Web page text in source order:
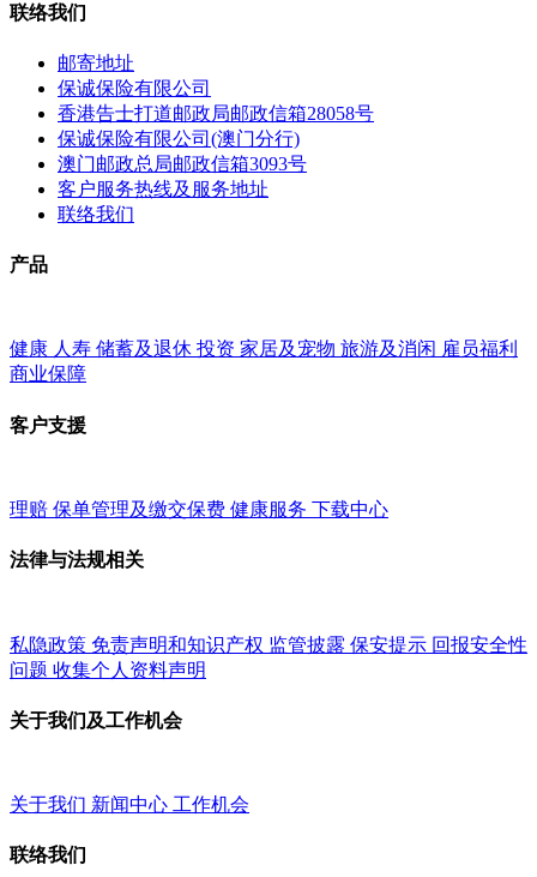
联络我们
邮寄地址
保诚保险有限公司
香港告士打道邮政局邮政信箱28058号
保诚保险有限公司(澳门分行)
澳门邮政总局邮政信箱3093号
客户服务热线及服务地址
联络我们
产品
健康 人寿 储蓄及退休 投资 家居及宠物 旅游及消闲 雇员福利
商业保障
客户支援
理赔 保单管理及缴交保费 健康服务 下载中心
法律与法规相关
私隐政策 免责声明和知识产权 监管披露 保安提示 回报安全性
问题 收集个人资料声明
关于我们及工作机会
关于我们 新闻中心 工作机会
联络我们